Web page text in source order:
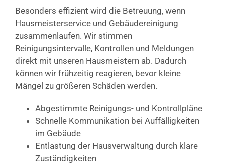
Besonders effizient wird die Betreuung, wenn
Hausmeisterservice und Gebäudereinigung
zusammenlaufen. Wir stimmen
Reinigungsintervalle, Kontrollen und Meldungen
direkt mit unseren Hausmeistern ab. Dadurch
können wir frühzeitig reagieren, bevor kleine
Mängel zu größeren Schäden werden.
Abgestimmte Reinigungs- und Kontrollpläne
Schnelle Kommunikation bei Auffälligkeiten
im Gebäude
Entlastung der Hausverwaltung durch klare
Zuständigkeiten